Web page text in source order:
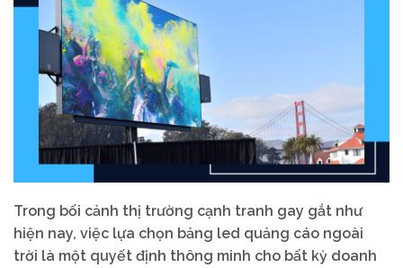
Trong bối cảnh thị trường cạnh tranh gay gắt như
hiện nay, việc lựa chọn bảng led quảng cáo ngoài
trời là một quyết định thông minh cho bất kỳ doanh